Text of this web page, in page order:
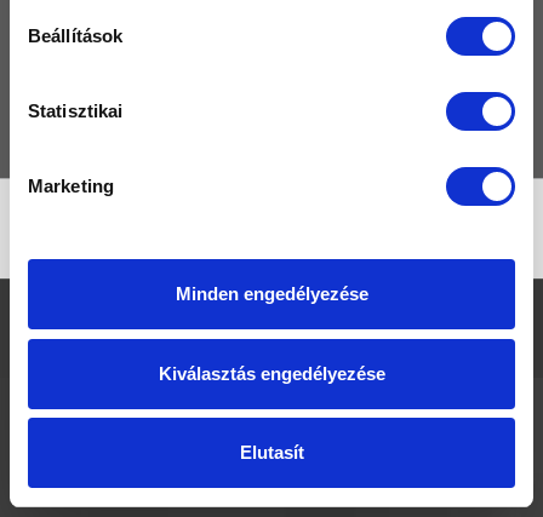
Beállítások
Statisztikai
Marketing
Minden engedélyezése
Kiválasztás engedélyezése
Elutasít
MÁRKÁK
Fürdő Outlet © Kád, Masszázsrendszer, Zuhanytálca kiárusítás
nyilatkozat|Adatvédelmi irányelvek